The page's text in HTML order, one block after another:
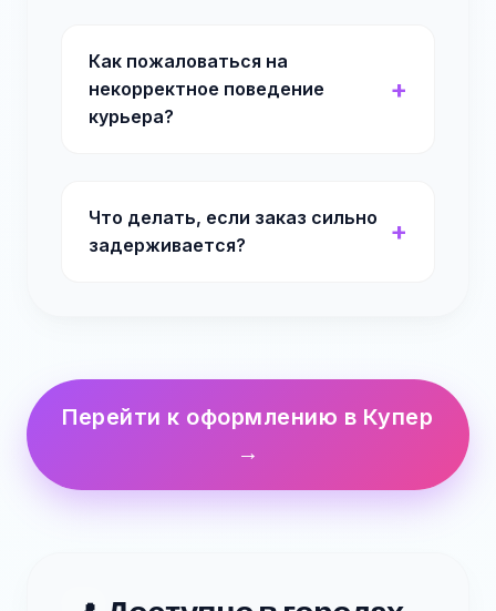
Как пожаловаться на
некорректное поведение
курьера?
Что делать, если заказ сильно
задерживается?
Перейти к оформлению в Купер
→